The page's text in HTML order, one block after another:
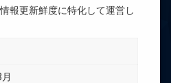
報更新鮮度に特化して運営し